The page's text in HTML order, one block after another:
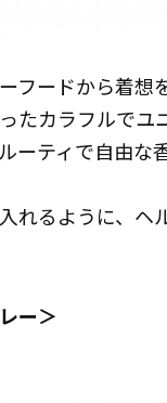
フードから着
たカラフルで
ーティで自由な
れるように、ヘ
ー＞